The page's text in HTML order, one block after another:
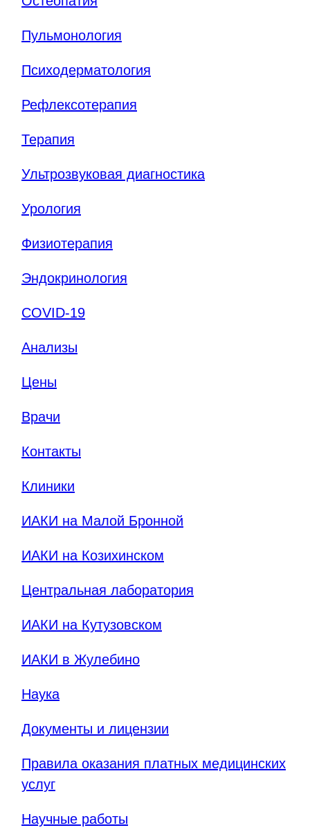
Пульмонология
Психодерматология
Рефлексотерапия
Терапия
Ультрозвуковая диагностика
Урология
Физиотерапия
Эндокринология
COVID-19
Анализы
Цены
Врачи
Контакты
Клиники
ИАКИ на Малой Бронной
ИАКИ на Козихинском
Центральная лаборатория
ИАКИ на Кутузовском
ИАКИ в Жулебино
Наука
Документы и лицензии
Правила оказания платных медицинских
услуг
Научные работы